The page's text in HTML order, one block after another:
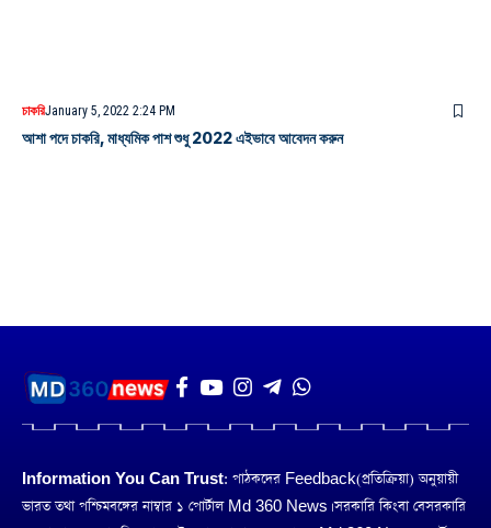
চাকরিJanuary 5, 2022 2:24 PM
আশা পদে চাকরি, মাধ্যমিক পাশ শুধু 2022 এইভাবে আবেদন করুন
Information You Can Trust: পাঠকদের Feedback(প্রতিক্রিয়া) অনুয়ায়ী
ভারত তথা পশ্চিমবঙ্গের নাম্বার ১ পোর্টাল Md 360 News। সরকারি কিংবা বেসরকারি